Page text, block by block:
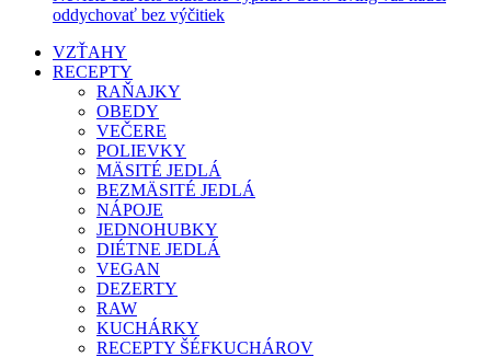
oddychovať bez výčitiek
VZŤAHY
RECEPTY
RAŇAJKY
OBEDY
VEČERE
POLIEVKY
MÄSITÉ JEDLÁ
BEZMÄSITÉ JEDLÁ
NÁPOJE
JEDNOHUBKY
DIÉTNE JEDLÁ
VEGAN
DEZERTY
RAW
KUCHÁRKY
RECEPTY ŠÉFKUCHÁROV